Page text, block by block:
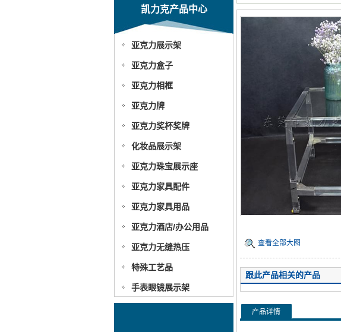
查看全部大图
跟此产品相关的产品
产品详情
凯力克产品中心
亚克力展示架
亚克力盒子
亚克力相框
亚克力牌
亚克力奖杯奖牌
化妆品展示架
亚克力珠宝展示座
亚克力家具配件
亚克力家具用品
亚克力酒店/办公用品
亚克力无缝热压
特殊工艺品
手表眼镜展示架